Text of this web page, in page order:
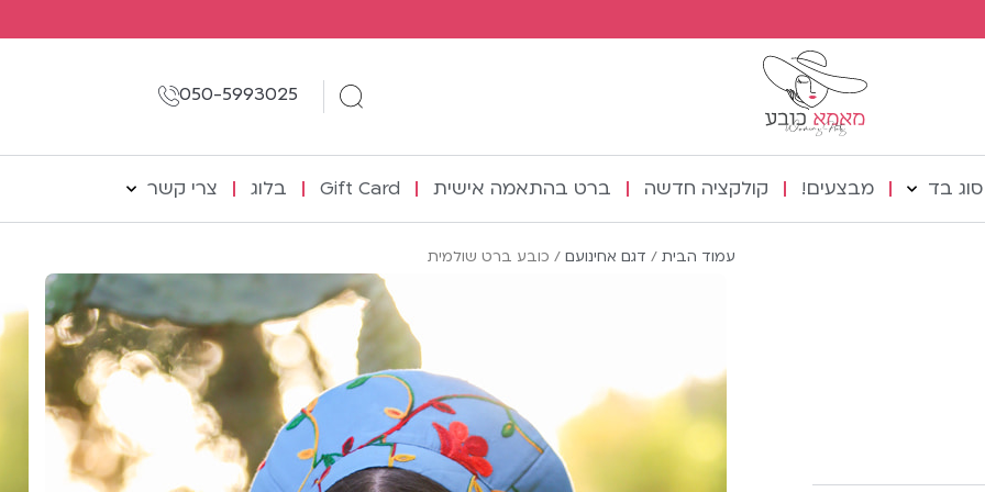
050-5993025
בד מבצעים! קולקציה חדשה ברט בהתאמה אישית Gift Card בלוג צרי קשר
עמוד הבית / דגם אחינועם / כובע ברט שולמית